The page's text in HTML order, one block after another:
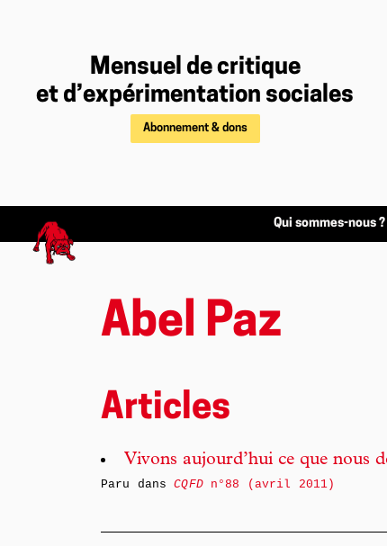
Mensuel de critique
et d’expérimentation sociales
Abonnement & dons
Qui sommes-nous ?
Abel Paz
Articles
Vivons aujourd’hui ce que nous
Paru dansCQFDn°88 (avril 2011)